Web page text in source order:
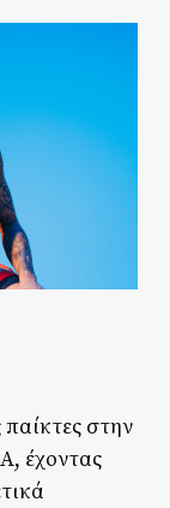
στην
έχοντας